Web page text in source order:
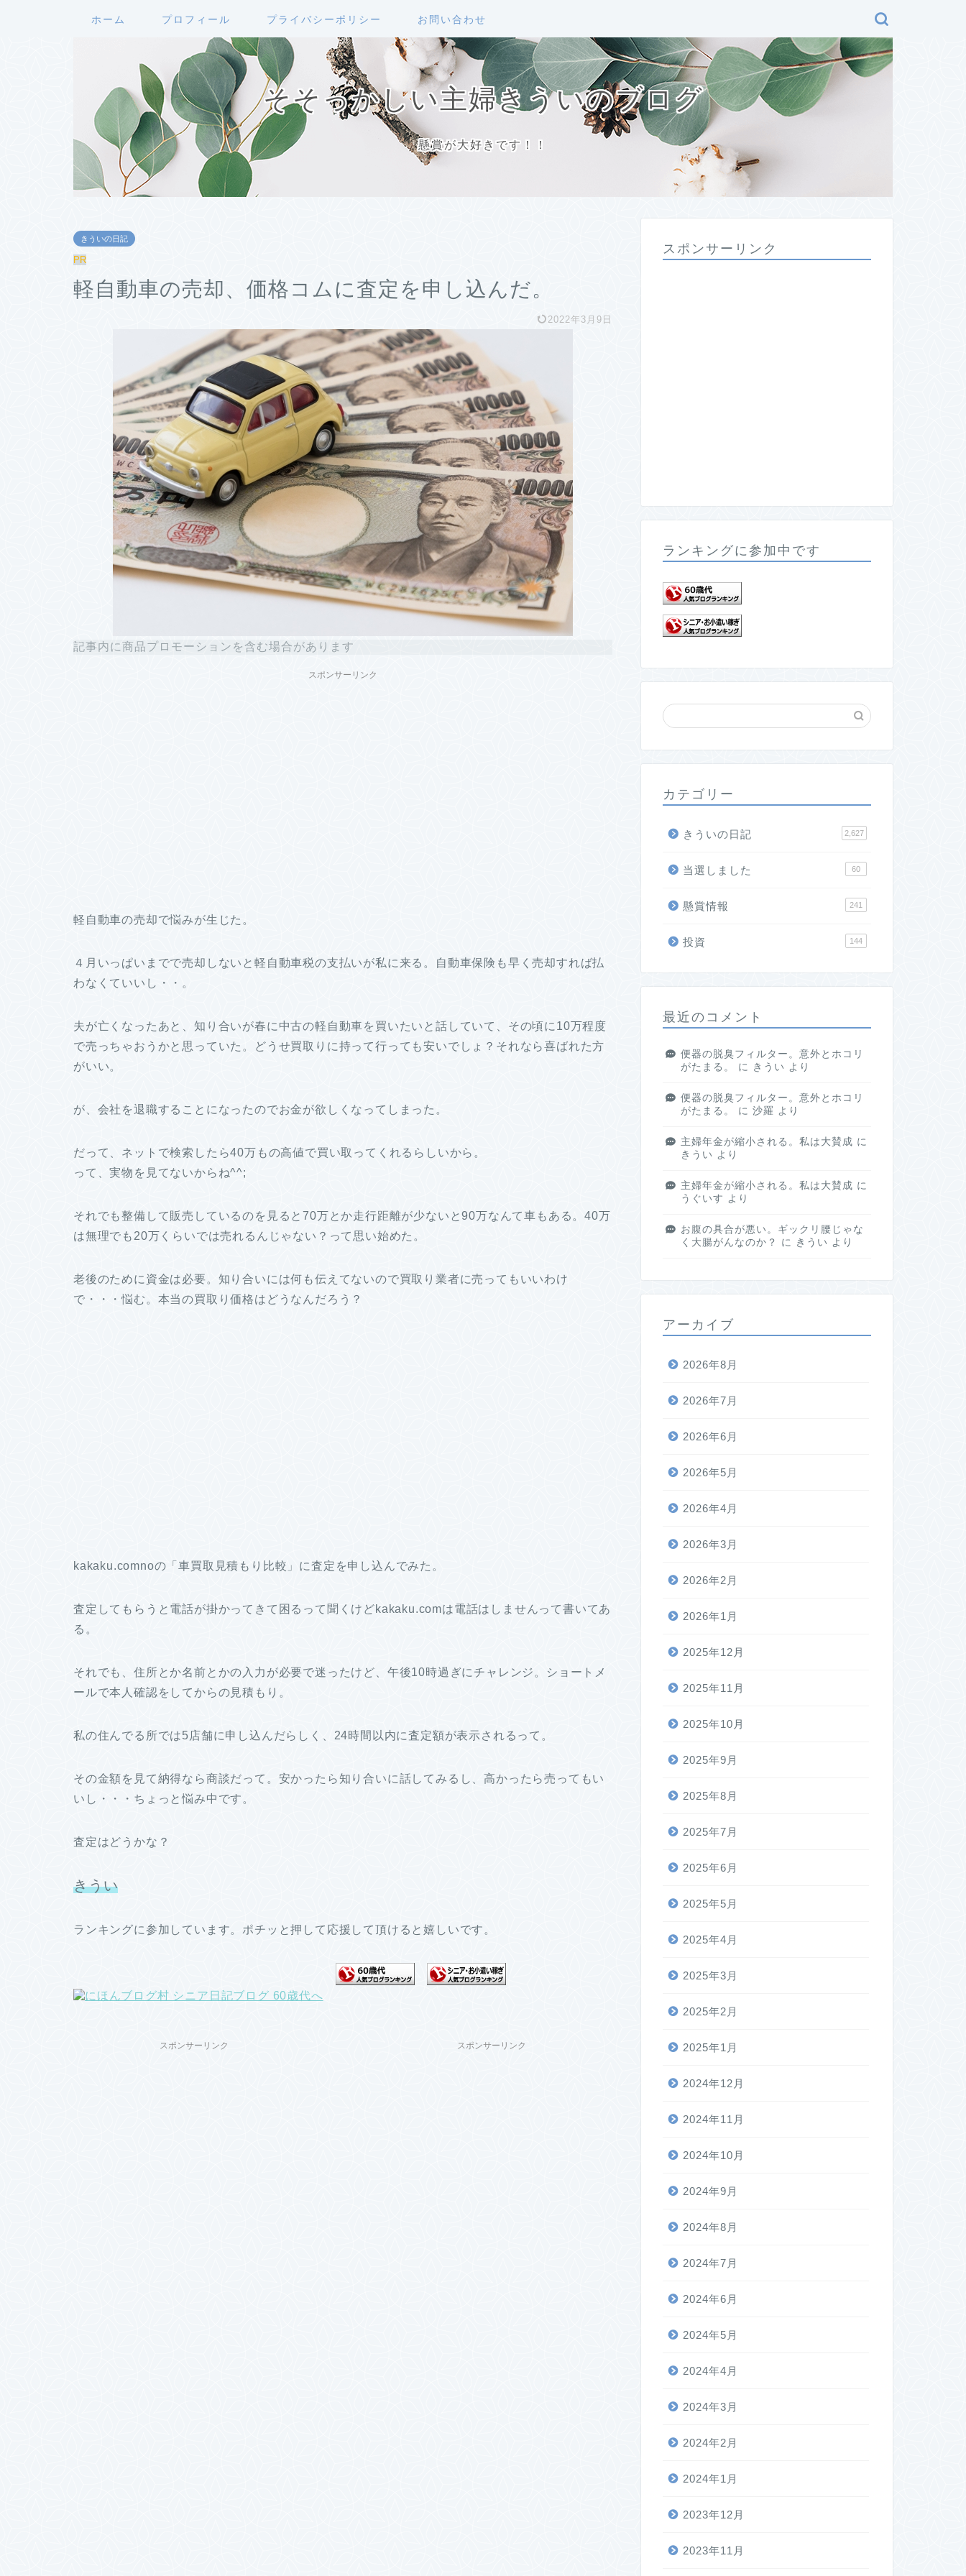
ホーム プロフィール プライバシーポリシー お問い合わせ
そそっかしい主婦きういのブログ
懸賞が大好きです！！
きういの日記
PR
軽自動車の売却、価格コムに査定を申し込んだ。
2022年3月9日
記事内に商品プロモーションを含む場合があります
スポンサーリンク
軽自動車の売却で悩みが生じた。
４月いっぱいまでで売却しないと軽自動車税の支払いが私に来る。自動車保険も早く売却すれば払
わなくていいし・・。
夫が亡くなったあと、知り合いが春に中古の軽自動車を買いたいと話していて、その頃に10万程度
で売っちゃおうかと思っていた。どうせ買取りに持って行っても安いでしょ？それなら喜ばれた方
がいい。
が、会社を退職することになったのでお金が欲しくなってしまった。
だって、ネットで検索したら40万もの高値で買い取ってくれるらしいから。
って、実物を見てないからね^^;
それでも整備して販売しているのを見ると70万とか走行距離が少ないと90万なんて車もある。40万
は無理でも20万くらいでは売れるんじゃない？って思い始めた。
老後のために資金は必要。知り合いには何も伝えてないので買取り業者に売ってもいいわけ
で・・・悩む。本当の買取り価格はどうなんだろう？
kakaku.comnoの「車買取見積もり比較」に査定を申し込んでみた。
査定してもらうと電話が掛かってきて困るって聞くけどkakaku.comは電話はしませんって書いてあ
る。
それでも、住所とか名前とかの入力が必要で迷ったけど、午後10時過ぎにチャレンジ。ショートメ
ールで本人確認をしてからの見積もり。
私の住んでる所では5店舗に申し込んだらしく、24時間以内に査定額が表示されるって。
その金額を見て納得なら商談だって。安かったら知り合いに話してみるし、高かったら売ってもい
いし・・・ちょっと悩み中です。
査定はどうかな？
きうい
ランキングに参加しています。ポチッと押して応援して頂けると嬉しいです。
スポンサーリンク スポンサーリンク
スポンサーリンク
ランキングに参加中です
カテゴリー
きういの日記 2,627
当選しました 60
懸賞情報 241
投資 144
最近のコメント
便器の脱臭フィルター。意外とホコリ
がたまる。
に きうい より
便器の脱臭フィルター。意外とホコリ
がたまる。
に 沙羅 より
主婦年金が縮小される。私は大賛成 に
きうい より
主婦年金が縮小される。私は大賛成 に
うぐいす より
お腹の具合が悪い。ギックリ腰じゃな
く大腸がんなのか？
に きうい より
アーカイブ
2026年8月
2026年7月
2026年6月
2026年5月
2026年4月
2026年3月
2026年2月
2026年1月
2025年12月
2025年11月
2025年10月
2025年9月
2025年8月
2025年7月
2025年6月
2025年5月
2025年4月
2025年3月
2025年2月
2025年1月
2024年12月
2024年11月
2024年10月
2024年9月
2024年8月
2024年7月
2024年6月
2024年5月
2024年4月
2024年3月
2024年2月
2024年1月
2023年12月
2023年11月